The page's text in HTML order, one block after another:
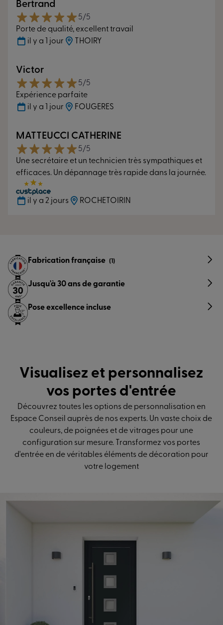
Indices de résistance
Air* A*4
La meilleure notation d’étanchéité à l’air
La meilleure notation d’étanchéité à l’eau
Bertrand
5/5
Porte de qualité, excellent travail
il y a 1 jour
THOIRY
Victor
5/5
Expérience parfaite
il y a 1 jour
FOUGERES
MATTEUCCI CATHERINE
5/5
Une secrétaire et un technicien très sympathiques et
efficaces. Un dépannage très rapide dans la journée.
il y a 2 jours ROCHETOIRIN
Fabrication française (1)
Jusqu'à 30 ans de garantie
Pose excellence incluse
Visualisez et personnalisez
vos portes d'entrée
Découvrez toutes les options de personnalisation en
Espace Conseil auprès de nos experts. Un vaste choix de
couleurs, de poignées et de vitrages pour une
configuration sur mesure. Transformez vos portes
d'entrée en de véritables éléments de décoration pour
votre logement